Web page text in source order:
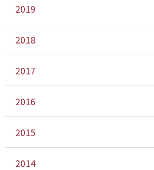
2019
2018
2017
2016
2015
2014